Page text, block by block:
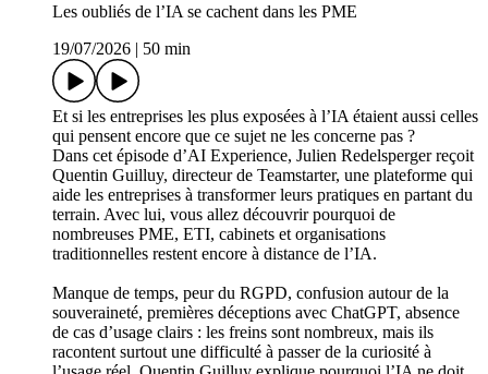
Les oubliés de l’IA se cachent dans les PME
19/07/2026
50 min
Et si les entreprises les plus exposées à l’IA étaient aussi celles
qui pensent encore que ce sujet ne les concerne pas ?
Dans cet épisode d’AI Experience, Julien Redelsperger reçoit
Quentin Guilluy, directeur de Teamstarter, une plateforme qui
aide les entreprises à transformer leurs pratiques en partant du
terrain. Avec lui, vous allez découvrir pourquoi de
nombreuses PME, ETI, cabinets et organisations
traditionnelles restent encore à distance de l’IA.
Manque de temps, peur du RGPD, confusion autour de la
souveraineté, premières déceptions avec ChatGPT, absence
de cas d’usage clairs : les freins sont nombreux, mais ils
racontent surtout une difficulté à passer de la curiosité à